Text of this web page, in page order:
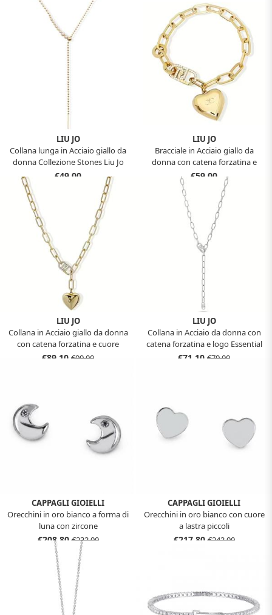
LIU JO
Collana lunga in Acciaio giallo da
donna Collezione Stones Liu Jo
LJ2828
€49,00
LIU JO
Bracciale in Acciaio giallo da
donna con catena forzatina e
cuore Essential Woman Liu Jo
€59,00
LIU JO
Collana in Acciaio giallo da donna
con catena forzatina e cuore
Essential Woman Liu Jo LJ2790
€89,10 €99,00
LIU JO
Collana in Acciaio da donna con
catena forzatina e logo Essential
Woman Liu Jo LJ2617
€71,10 €79,00
CAPPAGLI GIOIELLI
Orecchini in oro bianco a forma di
luna con zircone
€208,80€232,00
CAPPAGLI GIOIELLI
Orecchini in oro bianco con cuore
a lastra piccoli
€217,80€242,00